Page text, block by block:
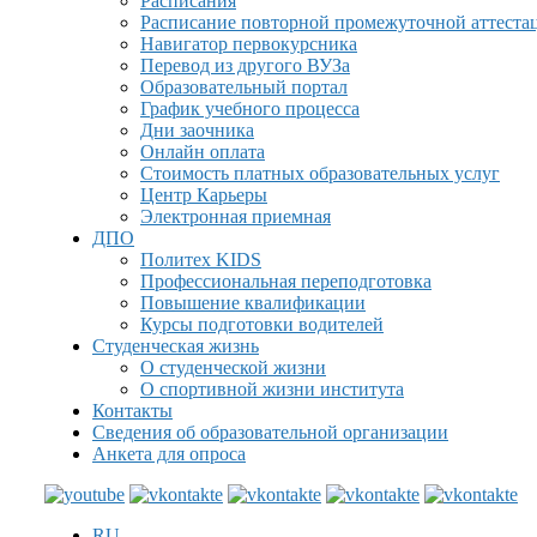
Расписание повторной промежуточной
Навигатор первокурсника
Перевод из другого ВУЗа
Образовательный портал
График учебного процесса
Дни заочника
Онлайн оплата
Стоимость платных образовательных услуг
Центр Карьеры
Электронная приемная
ДПО
Политех KIDS
Профессиональная переподготовка
Повышение квалификации
Курсы подготовки водителей
Студенческая жизнь
О студенческой жизни
О спортивной жизни института
Контакты
Сведения об образовательной организации
Анкета для опроса